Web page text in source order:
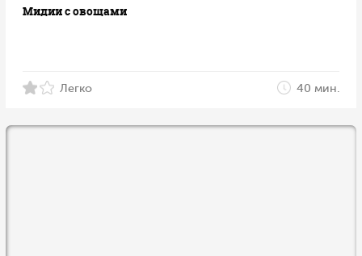
Мидии с овощами
Легко 40 мин.